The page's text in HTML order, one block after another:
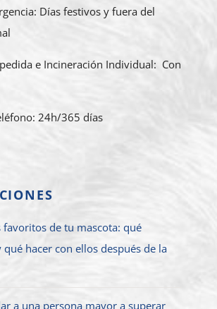
Días festivos y fuera del
e Incineración Individual: Con
24h/365 días
favoritos de tu mascota: qué
qué hacer con ellos después de la
a una persona mayor a superar